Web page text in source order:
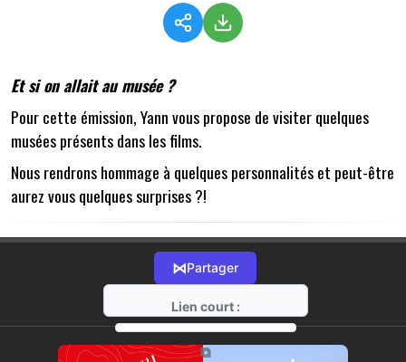
Et si on allait au musée ?
Pour cette émission, Yann vous propose de visiter quelques
musées présents dans les films.
Nous rendrons hommage à quelques personnalités et peut-être
aurez vous quelques surprises ?!
⋈Partager
Lien court :
https://radio-g.fr?17713
⧉